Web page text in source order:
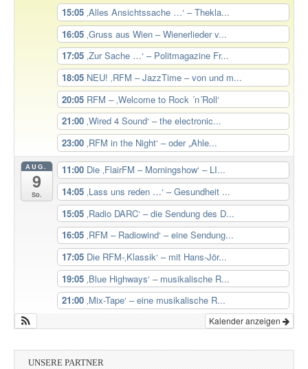
15:05 ‚Alles Ansichtssache …‘ – Thekla...
16:05 ‚Gruss aus Wien – Wienerlieder v...
17:05 ‚Zur Sache …‘ – Politmagazine Fr...
18:05 NEU! ‚RFM – JazzTime – von und m...
20:05 RFM – ‚Welcome to Rock ´n´Roll‘
21:00 ‚Wired 4 Sound‘ – the electronic...
23:00 ‚RFM in the Night‘ – oder „Ahle...
AUG.
9
So.
11:00 Die ‚FlairFM – Morningshow‘ – LI...
14:05 ‚Lass uns reden …‘ – Gesundheit ...
15:05 ‚Radio DARC‘ – die Sendung des D...
16:05 ‚RFM – Radiowind‘ – eine Sendung...
17:05 Die RFM-‚Klassik‘ – mit Hans-Jör...
19:05 ‚Blue Highways‘ – musikalische R...
21:00 ‚Mix-Tape‘ – eine musikalische R...
Kalender anzeigen
UNSERE PARTNER